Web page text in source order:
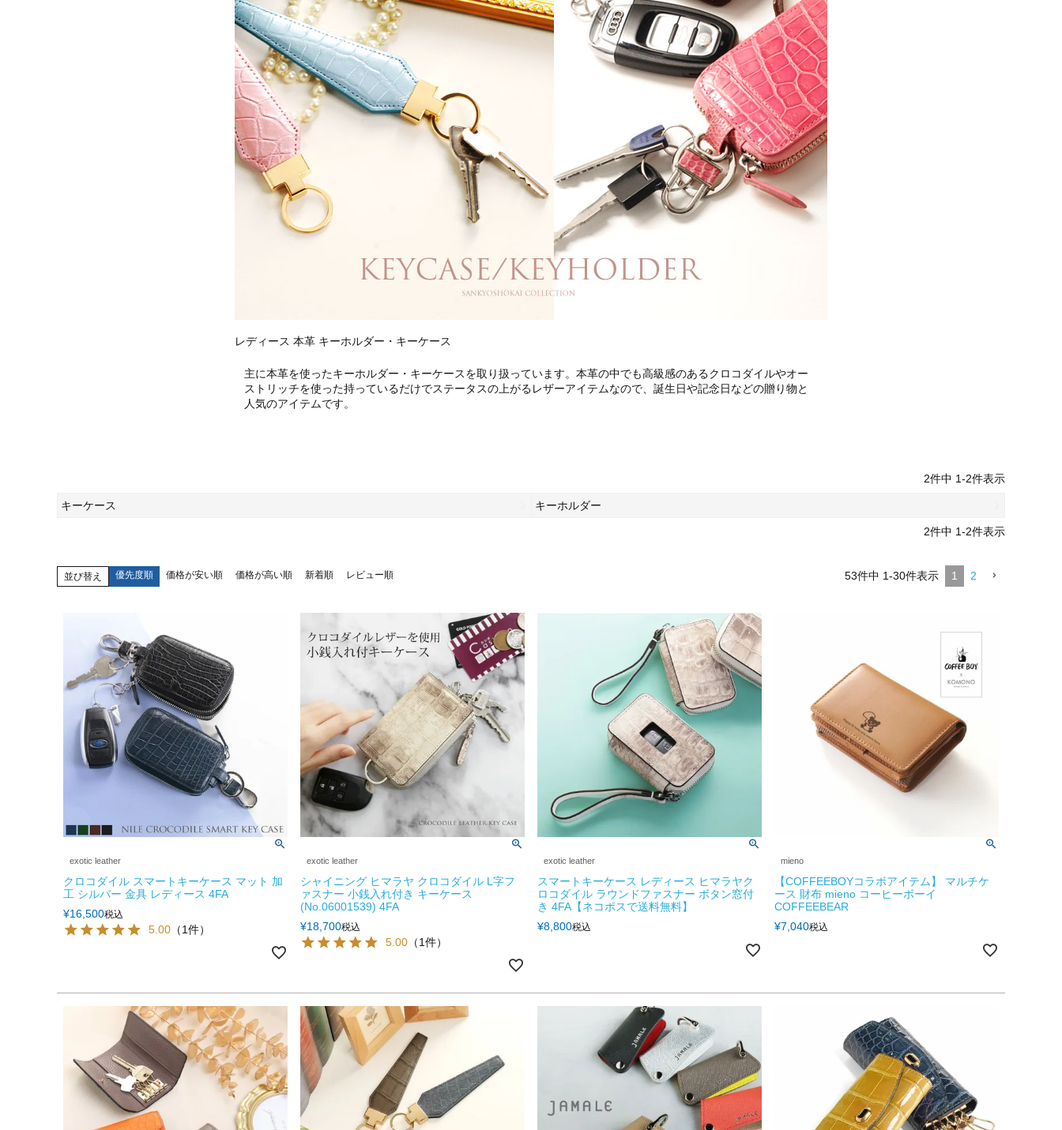
レディース 本革 キーホルダー・キーケース
主に本革を使ったキーホルダー・キーケースを取り扱っています。本革の中でも高級感のあるクロコダイルやオー
ストリッチを使った持っているだけでステータスの上がるレザーアイテムなので、誕生日や記念日などの贈り物と
人気のアイテムです。
2件中 1-2件表示
キーケース キーホルダー
2件中 1-2件表示
並び替え 優先度順 価格が安い順 価格が高い順 新着順 レビュー順 53件中 1-30件表示 1 2
exotic leather
クロコダイル スマートキーケース マット 加
工 シルバー 金具 レディース 4FA
¥16,500税込
5.00 （1件）
exotic leather
シャイニング ヒマラヤ クロコダイル L字フ
ァスナー 小銭入れ付き キーケース
(No.06001539) 4FA
¥18,700税込
5.00 （1件）
exotic leather
スマートキーケース レディース ヒマラヤク
ロコダイル ラウンドファスナー ボタン窓付
き 4FA【ネコポスで送料無料】
¥8,800税込
mieno
【COFFEEBOYコラボアイテム】 マルチケ
ース 財布 mieno コーヒーボーイ
COFFEEBEAR
¥7,040税込